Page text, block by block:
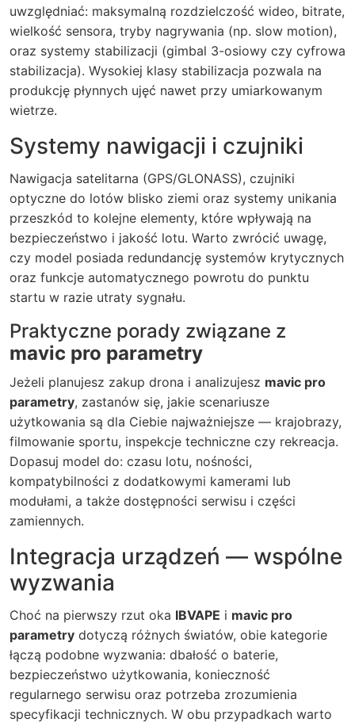
uwzględniać: maksymalną rozdzielczość wideo, bitrate,
wielkość sensora, tryby nagrywania (np. slow motion),
oraz systemy stabilizacji (gimbal 3-osiowy czy cyfrowa
stabilizacja). Wysokiej klasy stabilizacja pozwala na
produkcję płynnych ujęć nawet przy umiarkowanym
wietrze.
Systemy nawigacji i czujniki
Nawigacja satelitarna (GPS/GLONASS), czujniki
optyczne do lotów blisko ziemi oraz systemy unikania
przeszkód to kolejne elementy, które wpływają na
bezpieczeństwo i jakość lotu. Warto zwrócić uwagę,
czy model posiada redundancję systemów krytycznych
oraz funkcje automatycznego powrotu do punktu
startu w razie utraty sygnału.
Praktyczne porady związane z
mavic pro parametry
Jeżeli planujesz zakup drona i analizujesz mavic pro
parametry, zastanów się, jakie scenariusze
użytkowania są dla Ciebie najważniejsze — krajobrazy,
filmowanie sportu, inspekcje techniczne czy rekreacja.
Dopasuj model do: czasu lotu, nośności,
kompatybilności z dodatkowymi kamerami lub
modułami, a także dostępności serwisu i części
zamiennych.
Integracja urządzeń — wspólne
wyzwania
Choć na pierwszy rzut oka IBVAPE i mavic pro
parametry dotyczą różnych światów, obie kategorie
łączą podobne wyzwania: dbałość o baterie,
bezpieczeństwo użytkowania, konieczność
regularnego serwisu oraz potrzeba zrozumienia
specyfikacji technicznych. W obu przypadkach warto